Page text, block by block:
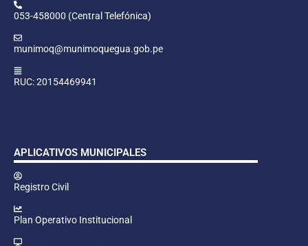
053-458000 (Central Telefónica)
munimoq@munimoquegua.gob.pe
RUC: 20154469941
APLICATIVOS MUNICIPALES
Registro Civil
Plan Operativo Institucional